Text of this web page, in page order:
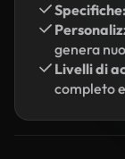
Specifiche:
genera
Livelli di
completo